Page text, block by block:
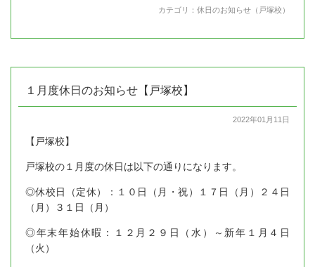
カテゴリ： 休日のお知らせ（戸塚校）
１月度休日のお知らせ【戸塚校】
2022年01月11日
【戸塚校】
戸塚校の１月度の休日は以下の通りになります。
◎休校日（定休）：１０日（月・祝）１７日（月）２４日
（月）３１日（月）
◎年末年始休暇：１２月２９日（水）～新年１月４日
（火）